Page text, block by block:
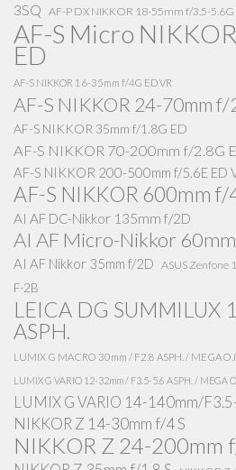
3SQ AF-P DX NIKKOR 18-55mm f/3.5-5.6G
AF-S Micro
ED
AF-S NIKKOR 16-35mm f/4G ED VR
AF-S NIKKOR 24-70mm f/
AF-S NIKKOR 35mm f/1.8G ED
AF-S NIKKOR 70-200mm f/2.8G
AF-S NIKKOR 200-500mm f/5.6E ED
AF-S NIKKOR 600mm f/
AI AF DC-Nikkor 135mm f/2D
AI AF Micro-Nikkor
AI AF Nikkor 35mm f/2D ASUS Zenfone
F-2B
LEICA DG SUMMILUX
ASPH.
LUMIX G MACRO 30mm / F2.8 ASPH. / MEGA
LUMIX G VARIO 12-32mm / F3.5-5.6 ASPH. / MEGA
LUMIX G VARIO 14-140mm/
NIKKOR Z 14-30mm f/4 S
NIKKOR Z 24-200mm